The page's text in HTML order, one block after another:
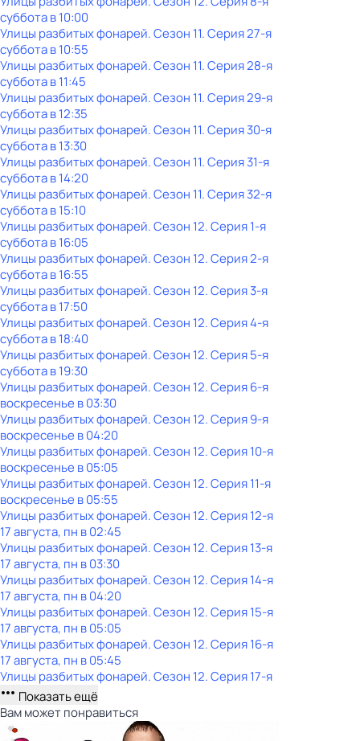
субботав10:00
Улицы разбитых фонарей. Сезон 11. Серия 27-я
субботав10:55
Улицы разбитых фонарей. Сезон 11. Серия 28-я
субботав11:45
Улицы разбитых фонарей. Сезон 11. Серия 29-я
субботав12:35
Улицы разбитых фонарей. Сезон 11. Серия 30-я
субботав13:30
Улицы разбитых фонарей. Сезон 11. Серия 31-я
субботав14:20
Улицы разбитых фонарей. Сезон 11. Серия 32-я
субботав15:10
Улицы разбитых фонарей. Сезон 12. Серия 1-я
субботав16:05
Улицы разбитых фонарей. Сезон 12. Серия 2-я
субботав16:55
Улицы разбитых фонарей. Сезон 12. Серия 3-я
субботав17:50
Улицы разбитых фонарей. Сезон 12. Серия 4-я
субботав18:40
Улицы разбитых фонарей. Сезон 12. Серия 5-я
субботав19:30
Улицы разбитых фонарей. Сезон 12. Серия 6-я
воскресенье в03:30
Улицы разбитых фонарей. Сезон 12. Серия 9-я
воскресенье в04:20
Улицы разбитых фонарей. Сезон 12. Серия 10-я
воскресенье в05:05
Улицы разбитых фонарей. Сезон 12. Серия 11-я
воскресенье в05:55
Улицы разбитых фонарей. Сезон 12. Серия 12-я
17 августа, пн в 02:45
Улицы разбитых фонарей. Сезон 12. Серия 13-я
17 августа, пн в 03:30
Улицы разбитых фонарей. Сезон 12. Серия 14-я
17 августа, пн в 04:20
Улицы разбитых фонарей. Сезон 12. Серия 15-я
17 августа, пн в 05:05
Улицы разбитых фонарей. Сезон 12. Серия 16-я
17 августа, пн в 05:45
Улицы разбитых фонарей. Сезон 12. Серия 17-я
Показать ещё
Вам может понравиться